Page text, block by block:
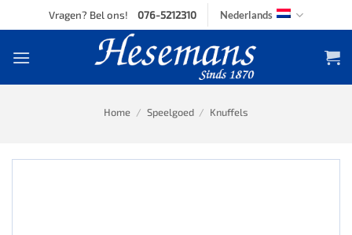
to
Vragen? Bel ons! 076-5212310 Nederlands
Home / Speelgoed / Knuffels